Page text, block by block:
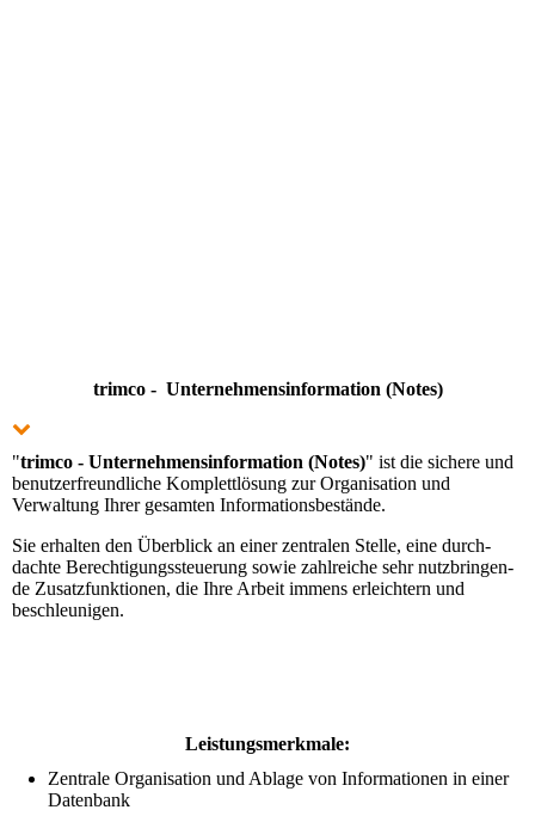
trimco - Unternehmens­in­for­ma­ti­on (Notes)
"trimco - Unter­nehmens­in­forma­tion (Notes)" ist die sichere und
be­nut­zer­freund­liche Komplett­lösung zur Or­ga­ni­sation und
Verwaltung Ihrer gesamten Infor­mations­bestände.
Sie erhalten den Überblick an einer zent­ralen Stelle, eine durch­
dachte Be­rech­tigungssteuerung sowie zahlreiche sehr nutz­brin­gen­
de Zusatz­funk­ti­onen, die Ihre Arbeit immens er­leich­tern und
beschleu­nigen.
Leistungsmerkmale:
Zentrale Organisation und Ablage von Informationen in einer
Datenbank